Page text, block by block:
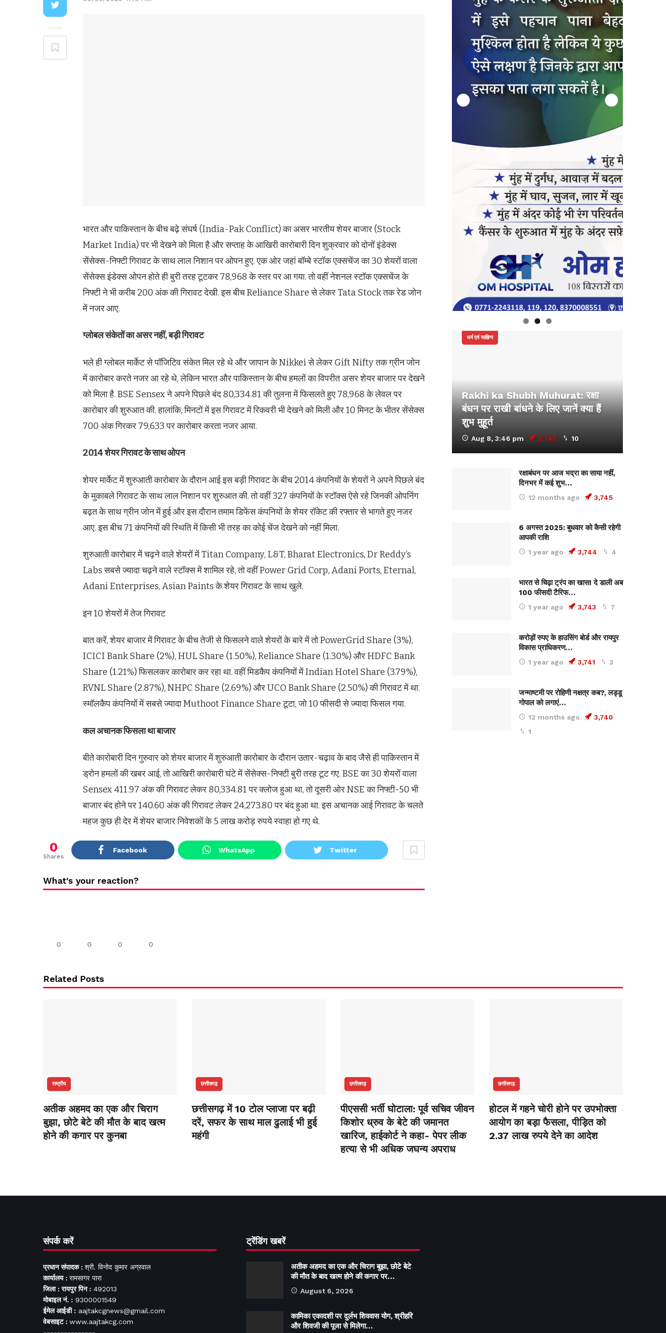
भारत और पाकिस्तान के बीच बढ़े संघर्ष (India-Pak Conflict) का असर भारतीय शेयर बाजार (Stock
Market India) पर भी देखने को मिला है और सप्ताह के आखिरी कारोबारी दिन शुक्रवार को दोनों इंडेक्स
सेंसेक्स-निफ्टी गिरावट के साथ लाल निशान पर ओपन हुए. एक ओर जहां बॉम्बे स्टॉक एक्सचेंज का 30 शेयरों वाला
सेंसेक्स इंडेक्स ओपन होते ही बुरी तरह टूटकर 78,968 के स्तर पर आ गया. तो वहीं नेशनल स्टॉक एक्सचेंज के
निफ्टी ने भी करीब 200 अंक की गिरावट देखी. इस बीच Reliance Share से लेकर Tata Stock तक रेड जोन
में नजर आए.
ग्लोबल संकेतों का असर नहीं, बड़ी गिरावट
भले ही ग्लोबल मार्केट से पॉजिटिव संकेत मिल रहे थे और जापान के Nikkei से लेकर Gift Nifty तक ग्रीन जोन
में कारोबार करते नजर आ रहे थे, लेकिन भारत और पाकिस्तान के बीच हमलों का विपरीत असर शेयर बाजार पर देखने
को मिला है. BSE Sensex ने अपने पिछले बंद 80,334.81 की तुलना में फिसलते हुए 78,968 के लेवल पर
कारोबार की शुरुआत की. हालांकि, मिनटों में इस गिरावट में रिकवरी भी देखने को मिली और 10 मिनट के भीतर सेंसेक्स
700 अंक गिरकर 79,633 पर कारोबार करता नजर आया.
2014 शेयर गिरावट के साथ ओपन
शेयर मार्केट में शुरुआती कारोबार के दौरान आई इस बड़ी गिरावट के बीच 2014 कंपनियों के शेयरों ने अपने पिछले बंद
के मुकाबले गिरावट के साथ लाल निशान पर शुरुआत की. तो वहीं 327 कंपनियों के स्टॉक्स ऐसे रहे जिनकी ओपनिंग
बढ़त के साथ ग्रीन जोन में हुई और इस दौरान तमाम डिफेंस कंपनियों के शेयर रॉकेट की रफ्तार से भागते हुए नजर
आए. इस बीच 71 कंपनियों की स्थिति में किसी भी तरह का कोई चेंज देखने को नहीं मिला.
शुरुआती कारोबार में चढ़ने वाले शेयरों में Titan Company, L&T, Bharat Electronics, Dr Reddy’s
Labs सबसे ज्यादा चढ़ने वाले स्टॉक्स में शामिल रहे, तो वहीं Power Grid Corp, Adani Ports, Eternal,
Adani Enterprises, Asian Paints के शेयर गिरावट के साथ खुले.
इन 10 शेयरों में तेज गिरावट
बात करें, शेयर बाजार में गिरावट के बीच तेजी से फिसलने वाले शेयरों के बारे में तो PowerGrid Share (3%),
ICICI Bank Share (2%), HUL Share (1.50%), Reliance Share (1.30%) और HDFC Bank
Share (1.21%) फिसलकर कारोबार कर रहा था. वहीं मिडकैप कंपनियों में Indian Hotel Share (3.79%),
RVNL Share (2.87%), NHPC Share (2.69%) और UCO Bank Share (2.50%) की गिरावट में था.
स्मॉलकैप कंपनियों में सबसे ज्यादा Muthoot Finance Share टूटा, जो 10 फीसदी से ज्यादा फिसल गया.
कल अचानक फिसला था बाजार
बीते कारोबारी दिन गुरुवार को शेयर बाजार में शुरुआती कारोबार के दौरान उतार-चढ़ाव के बाद जैसे ही पाकिस्तान में
ड्रोन हमलों की खबर आई, तो आखिरी कारोबारी घंटे में सेंसेक्स-निफ्टी बुरी तरह टूट गए. BSE का 30 शेयरों वाला
Sensex 411.97 अंक की गिरावट लेकर 80,334.81 पर क्लोज हुआ था, तो दूसरी ओर NSE का निफ्टी-50 भी
बाजार बंद होने पर 140.60 अंक की गिरावट लेकर 24,273.80 पर बंद हुआ था. इस अचानक आई गिरावट के चलते
महज कुछ ही देर में शेयर बाजार निवेशकों के 5 लाख करोड़ रुपये स्वाहा हो गए थे.
0
Shares
Facebook WhatsApp Twitter
What's your reaction?
0 0 0 0
धर्म एवं साहित्य
Rakhi ka Shubh Muhurat: रक्षा
बंधन पर राखी बांधने के लिए जानें क्या हैं
शुभ मुहूर्त
Aug 8, 3:46 pm 3,745 10
रक्षाबंधन पर आज भद्रा का साया नहीं,
दिनभर में कई शुभ…
12 months ago 3,745
6 अगस्त 2025: बुधवार को कैसी रहेगी
आपकी राशि
1 year ago 3,744 4
भारत से चिढ़ा ट्रंप का खास! दे डाली अब
100 फीसदी टैरिफ…
1 year ago 3,743 7
करोड़ों रुपए के हाउसिंग बोर्ड और रायपुर
विकास प्राधिकरण…
1 year ago 3,741 3
जन्माष्टमी पर रोहिणी नक्षत्र कब?, लड्डू
गोपाल को लगाएं…
12 months ago
3,740
1
Related Posts
राष्ट्रीय
अतीक अहमद का एक और चिराग
बुझा, छोटे बेटे की मौत के बाद खत्म
होने की कगार पर कुनबा
छत्तीसगढ़
छत्तीसगढ़ में 10 टोल प्लाजा पर बढ़ी
दरें, सफर के साथ माल ढुलाई भी हुई
महंगी
छत्तीसगढ़
पीएससी भर्ती घोटाला: पूर्व सचिव जीवन
किशोर ध्रुव के बेटे की जमानत
खारिज, हाईकोर्ट ने कहा- पेपर लीक
हत्या से भी अधिक जघन्य अपराध
छत्तीसगढ़
होटल में गहने चोरी होने पर उपभोक्ता
आयोग का बड़ा फैसला, पीड़ित को
2.37 लाख रुपये देने का आदेश
संपर्क करें
प्रधान संपादक : श्री. विनोद कुमार अग्रवाल
कार्यालय : रामसागर पारा
जिला : रायपुर पिन : 492013
मोबाइल नं. : 9300001549
ईमेल आईडी : aajtakcgnews@gmail.com
वेबसाइट : www.aajtakcg.com
ट्रेंडिंग खबरें
अतीक अहमद का एक और चिराग बुझा, छोटे बेटे
की मौत के बाद खत्म होने की कगार पर…
August 6, 2026
कामिका एकादशी पर दुर्लभ शिववास योग, श्रीहरि
और शिवजी की पूजा से मिलेगा…